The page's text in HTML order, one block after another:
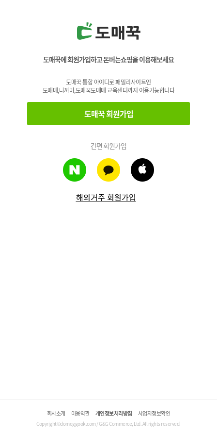
도매꾹에 회원가입하고 돈버는쇼핑을 이용해보세요
도매꾹 통합 아이디로 패밀리사이트인
도매매,나까마,도매꾹도매매 교육센터까지 이용가능합니다
도매꾹 회원가입
간편 회원가입
해외거주 회원가입
회사소개 이용약관 개인정보처리방침 사업자정보확인
Copyright©domeggook.com / G&G Commerce, Ltd. All rights reserved.